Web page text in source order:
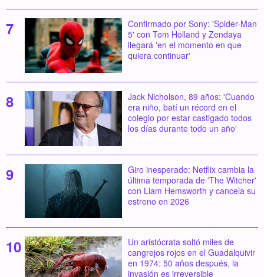
Confirmado por Sony: 'Spider-Man
5' con Tom Holland y Zendaya
llegará 'en el momento en que
quiera continuar'
Jack Nicholson, 89 años: 'Cuando
era niño, batí un récord en el
colegio por estar castigado todos
los días durante todo un año'
Giro inesperado: Netflix cambia la
última temporada de 'The Witcher'
con Liam Hemsworth y cancela su
estreno en 2026
Un aristócrata soltó miles de
cangrejos rojos en el Guadalquivir
en 1974: 50 años después, la
invasión es irreversible